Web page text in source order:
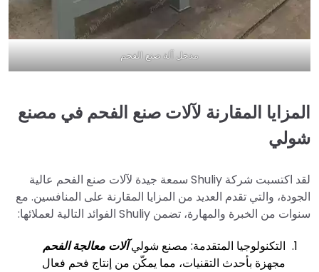
مدخل آلة صنع الفحم
المزايا المقارنة لآلات صنع الفحم في مصنع
شولي
لقد اكتسبت شركة Shuliy سمعة جيدة لآلات صنع الفحم عالية
الجودة، والتي تقدم العديد من المزايا المقارنة على المنافسين. مع
سنوات من الخبرة والمهارة، تضمن Shuliy الفوائد التالية لعملائها:
التكنولوجيا المتقدمة: مصنع شوليآلات معالجة الفحم
مجهزة بأحدث التقنيات، مما يمكّن من إنتاج فحم فعال